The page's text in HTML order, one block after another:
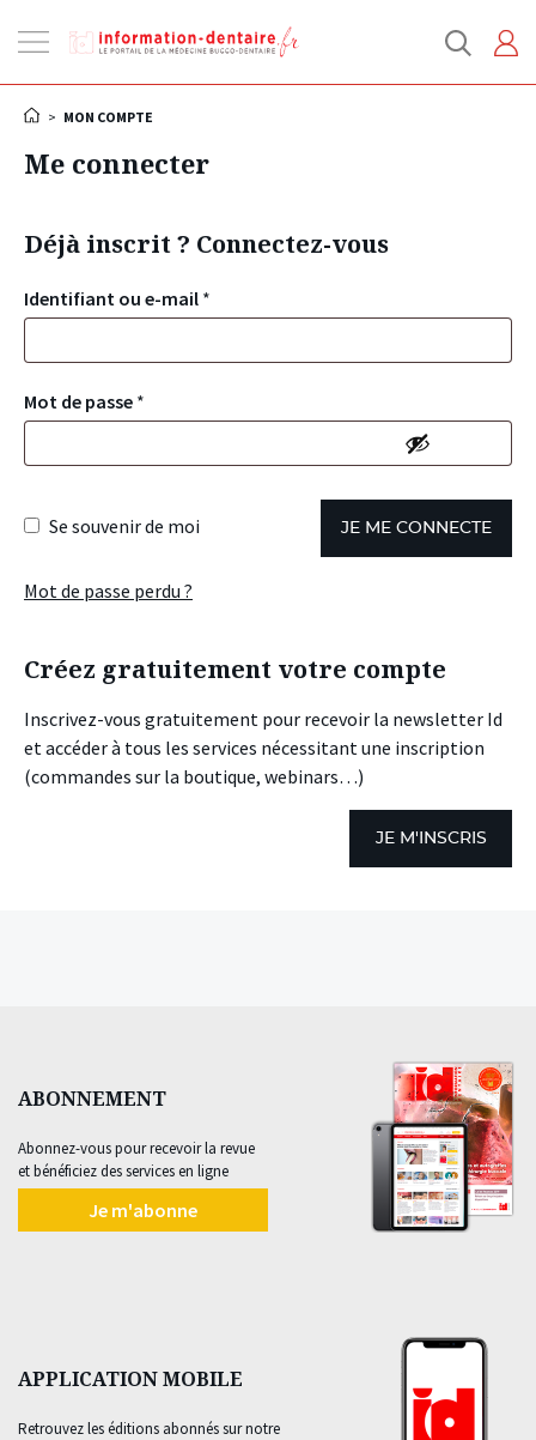
la
> MON COMPTE
Me connecter
Déjà inscrit ? Connectez-vous
Identifiant ou e-mail *
Mot de passe *
Se souvenir de moi JE ME CONNECTE
Mot de passe perdu ?
Créez gratuitement votre compte
Inscrivez-vous gratuitement pour recevoir la newsletter Id
et accéder à tous les services nécessitant une inscription
(commandes sur la boutique, webinars…)
JE M'INSCRIS
ABONNEMENT
Abonnez-vous pour recevoir la revue
et bénéficiez des services en ligne
Je m'abonne
APPLICATION MOBILE
Retrouvez les éditions abonnés sur notre